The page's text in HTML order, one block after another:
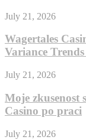
July 21, 2026
Wagertales
Variance
July 21, 2026
Moje zkusenost
Casino po praci
July 21, 2026